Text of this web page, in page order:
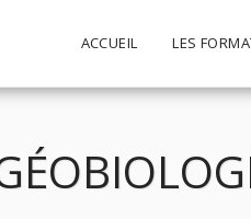
ACCUEIL LES